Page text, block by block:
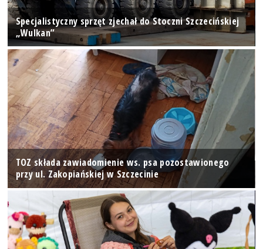
Specjalistyczny sprzęt zjechał do Stoczni Szczecińskiej
„Wulkan”
TOZ składa zawiadomienie ws. psa pozostawionego
przy ul. Zakopiańskiej w Szczecinie